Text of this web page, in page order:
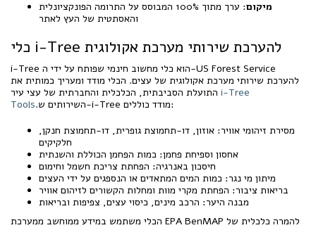
מיקום
: ערך מתוך 100% המבוסס על התרומה הפונקציונלית
והאסתטית של העץ לאתר
כלי i-Tree להערכת שירותי מערכת אקולוגית
i-Tree הוא כלי מחשוב חינמי שפותח על ידי ה-US Forest Service
להערכת שירותי מערכת אקולוגית של עצים. הכלי מודד ומעריך כמותית את
i-Tree
Tools
.השירותים ש-i-Tree מודד כוללים:
מסירת זיהומי אוויר: אוזון, דו-תחמוצת גופרית, דו-תחמוצת חנקן,
חלקיקים
אחסון וספיחת פחמן: כמות הפחמן הכוללת והשנתית
חיסכון באנרגיה: הפחתת צריכת חשמל וחימום
מיתון מי נגר: כמות המים המתאדים או הנספגים על ידי העצים
בריאות ציבור: הפחתת מקרי מוות ומחלות הקשורים לזיהום אוויר
מבנה היער: הרכב מינים, כיסוי עצים, צפיפות ובריאות
הכלי משתמש במידע ממוחשב ממערכת EPA BenMAP להמרה כלכלית של